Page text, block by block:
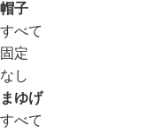
帽子
すべて
固定
なし
まゆげ
すべて